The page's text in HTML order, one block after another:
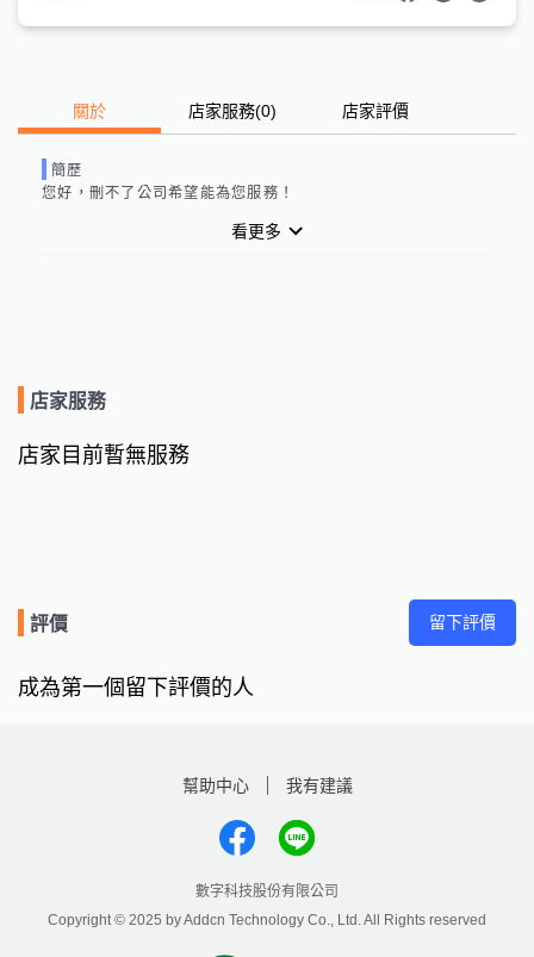
關於 店家服務(0) 店家評價
簡歷
您好， 刪不了公司 希望能為您服務！
看更多
店家服務
店家目前暫無服務
評價 留下評價
成為第一個留下評價的人
幫助中心 我有建議
數字科技股份有限公司
Copyright © 2025 by Addcn Technology Co., Ltd. All Rights reserved